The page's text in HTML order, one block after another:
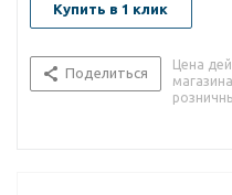
Купить в 1 клик
Поделиться
Цена